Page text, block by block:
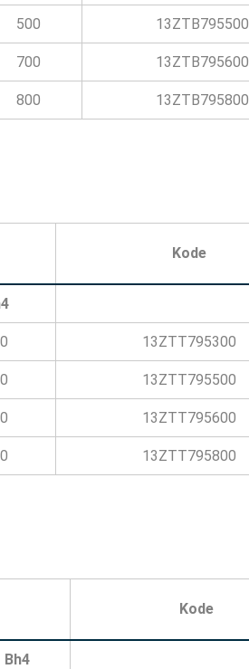
500 13ZTB795500
700 13ZTB795600
800 13ZTB795800
Kode
13ZTT795300
13ZTT795500
13ZTT795600
13ZTT795800
Kode
Bh4